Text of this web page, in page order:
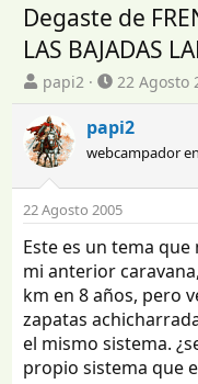
Degaste de
LAS BAJADAS
I
n
i
c
i
a
d
o
r
d
e
t
e
m
papi2
F
e
c
a
d
e
i
n
i
c
o
22 Agosto
papi2
webcampador
22 Agosto 2005
Este es un tema
mi anterior
km en 8 años, pero
zapatas
el mismo sistema.
propio sistema que